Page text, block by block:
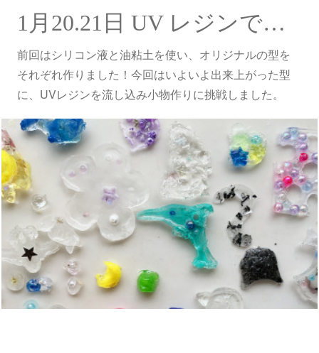
1月20.21日 UV レジンで小物作り
前回はシリコン液と油粘土を使い、オリジナルの型を
それぞれ作りました！今回はいよいよ出来上がった型
に、UVレジンを流し込み小物作りに挑戦しました。